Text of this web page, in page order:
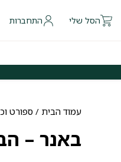
הסל שלי התחברות
עמוד הבית / ספורט
באנר –